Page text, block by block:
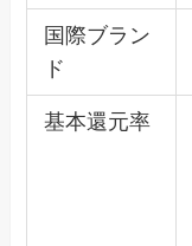
国際ブラン
ド
基本還元率